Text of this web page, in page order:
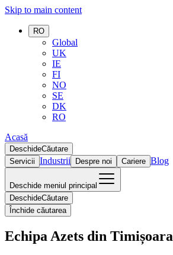
Skip to main content
RO
Global
UK
IE
FI
NO
SE
DK
RO
Acasă
DeschideCăutare
Servicii Industrii Despre noi Cariere Blog
Deschide meniul principal
DeschideCăutare
Închide căutarea
Echipa Azets din Timișoara